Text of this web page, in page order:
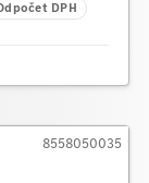
DPH
8558050035